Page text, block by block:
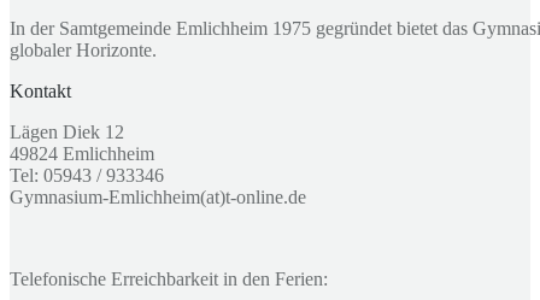
In der Samtgemeinde Emlichheim 1975 gegründet bietet das
globaler Horizonte.
Kontakt
Lägen Diek 12
49824 Emlichheim
Tel: 05943 / 933346
Gymnasium-Emlichheim(at)t-online.de
Telefonische Erreichbarkeit in den Ferien: